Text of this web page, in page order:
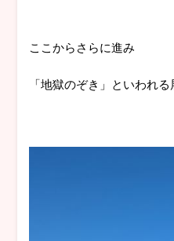
ここからさらに進み
「地獄のぞき」といわれる